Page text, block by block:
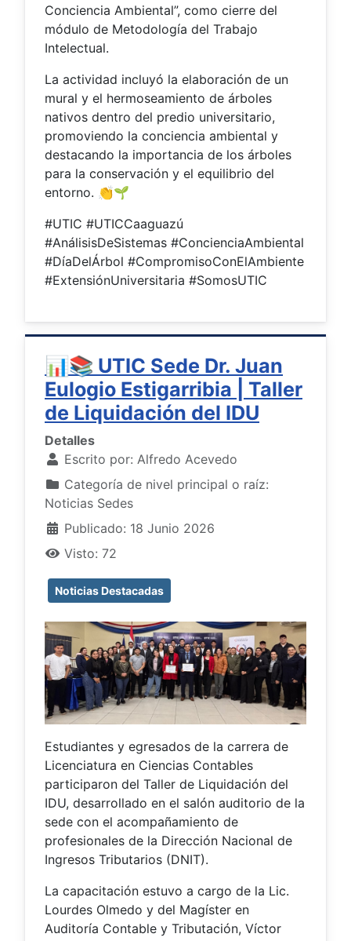
Conciencia Ambiental”, como cierre del
módulo de Metodología del Trabajo
Intelectual.
La actividad incluyó la elaboración de un
mural y el hermoseamiento de árboles
nativos dentro del predio universitario,
promoviendo la conciencia ambiental y
destacando la importancia de los árboles
para la conservación y el equilibrio del
entorno. 👏🌱
#UTIC #UTICCaaguazú
#AnálisisDeSistemas #ConcienciaAmbiental
#DíaDelÁrbol #CompromisoConElAmbiente
#ExtensiónUniversitaria #SomosUTIC
📊📚 UTIC Sede Dr. Juan
Eulogio Estigarribia | Taller
de Liquidación del IDU
Detalles
Escrito por: Alfredo Acevedo
Categoría de nivel principal o raíz:
Noticias Sedes
Publicado: 18 Junio 2026
Visto: 72
Noticias Destacadas
Estudiantes y egresados de la carrera de
Licenciatura en Ciencias Contables
participaron del Taller de Liquidación del
IDU, desarrollado en el salón auditorio de la
sede con el acompañamiento de
profesionales de la Dirección Nacional de
Ingresos Tributarios (DNIT).
La capacitación estuvo a cargo de la Lic.
Lourdes Olmedo y del Magíster en
Auditoría Contable y Tributación, Víctor